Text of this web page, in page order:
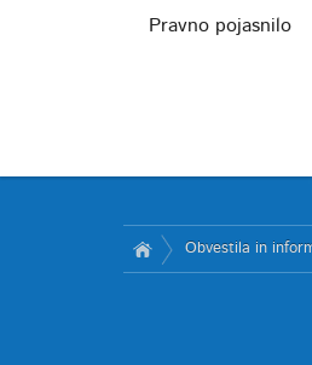
Pravno pojasnilo
Obvestila in